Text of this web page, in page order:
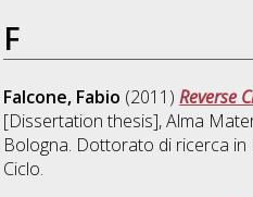
F
Falcone, Fabio (2011)Reverse
[Dissertation thesis], Alma
Bologna. Dottorato di ricerca in
Ciclo.